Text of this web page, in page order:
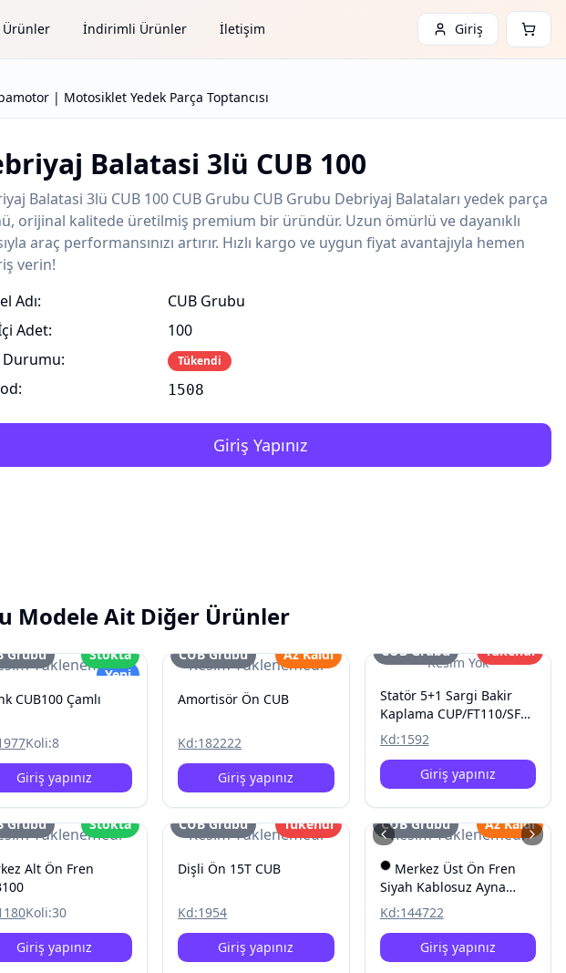
Ürünler İndirimli Ürünler İletişim Giriş
| Motosiklet Yedek Parça Toptancısı
Balatasi 3lü CUB 100
Balatasi 3lü CUB 100 CUB Grubu CUB Grubu Debriyaj Balataları yedek parça
orijinal kalitede üretilmiş premium bir üründür. Uzun ömürlü ve dayanıklı
araç performansınızı artırır. Hızlı kargo ve uygun fiyat avantajıyla hemen
verin!
Adı:
Adet:
CUB Grubu
100
Tükendi
1508
Giriş Yapınız
Modele Ait Diğer Ürünler
Yüklenemedi
Yeni
Grubu Stokta
CUB100 Çamlı
Koli:8
Giriş yapınız
Resim Yüklenemedi
CUB Grubu Az Kaldı
Amortisör Ön CUB
Kd:182222
Giriş yapınız
Resim Yok
CUB Grubu Tükendi
Statör 5+1 Sargi Bakir
Kaplama CUP/FT110/SFC
B Kalit
Kd:1592
Giriş yapınız
Yüklenemedi
Grubu Stokta
Alt Ön Fren
Koli:30
Giriş yapınız
Resim Yüklenemedi
CUB Grubu Tükendi
Dişli Ön 15T CUB
Kd:1954
Giriş yapınız
Resim Yüklenemedi
CUB Grubu Az Kaldı
Merkez Üst Ön Fren
Siyah Kablosuz Ayna
Baglantili Cub KH100
Siyah
Kd:144722
Giriş yapınız